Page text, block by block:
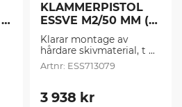
KLAMMERPISTOL
ESSVE M2/50 MM (1
st/frp)
Klarar montage av
hårdare skivmaterial, t
ex. cementbaserade,
kraftig mdf etc.
ESS713079
3 938 kr